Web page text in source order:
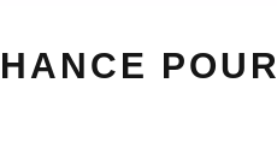
POUR